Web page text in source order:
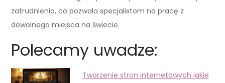
zatrudnienia, co pozwala specjalistom na pracę z
dowolnego miejsca na świecie.
Polecamy uwadze:
Tworzenie stron internetowych jakie